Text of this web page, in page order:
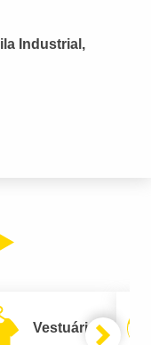
Industrial,
Próximo
Vestuário